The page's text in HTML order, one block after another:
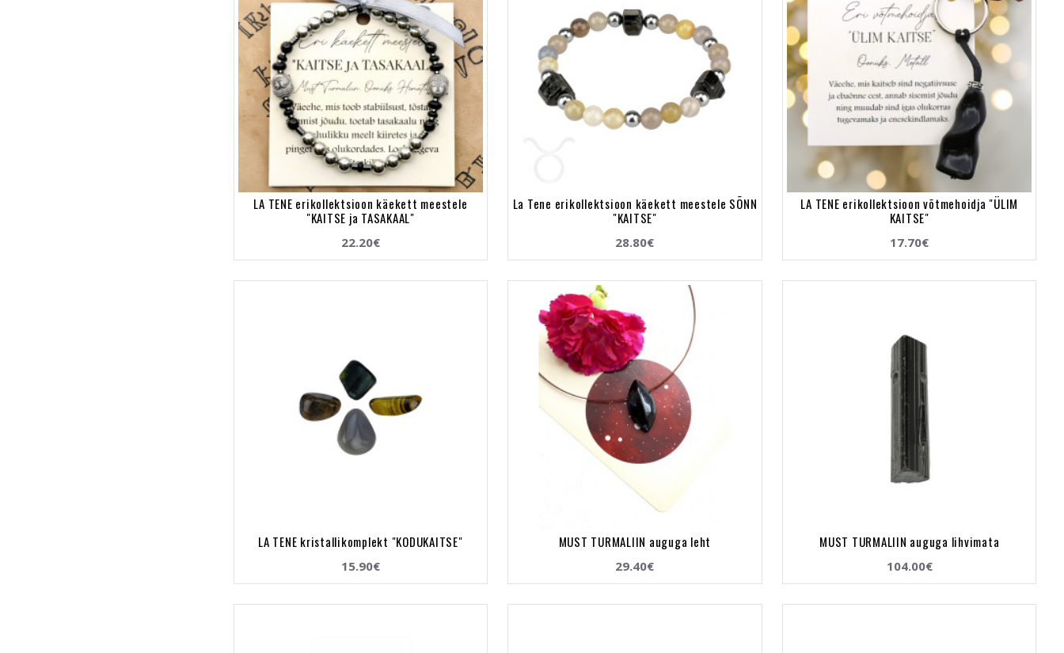
LA TENE erikollektsioon käekett meestele
"KAITSE ja TASAKAAL"
22.20€
La Tene erikollektsioon käekett meestele SÕNN
"KAITSE"
28.80€
LA TENE erikollektsioon võtmehoidja "ÜLIM
KAITSE"
17.70€
LA TENE kristallikomplekt "KODUKAITSE"
15.90€
MUST TURMALIIN auguga leht
29.40€
MUST TURMALIIN auguga lihvimata
104.00€